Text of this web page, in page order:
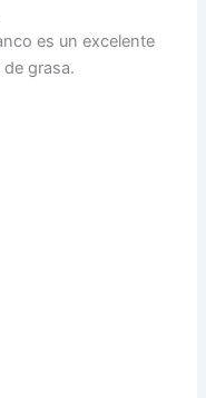
es un excelente
grasa.